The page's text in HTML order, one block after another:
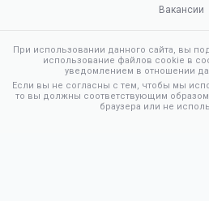
Вакансии
При использовании данного сайта, вы
использование файлов cookie в
уведомлением в отношении
Если вы не согласны с тем, чтобы мы
то вы должны соответствующим образом
браузера или не